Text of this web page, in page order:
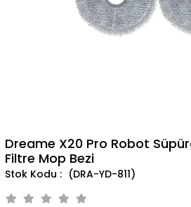
Dreame X20 Pro Robot
Filtre Mop Bezi
(DRA-YD-811)